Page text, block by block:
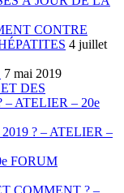
CONTRE
4 juillet
7 mai 2019
DES
ATELIER – 20e
? – ATELIER –
FORUM